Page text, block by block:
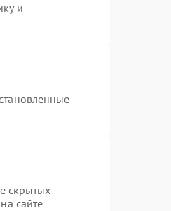
и
скрытых
сайте